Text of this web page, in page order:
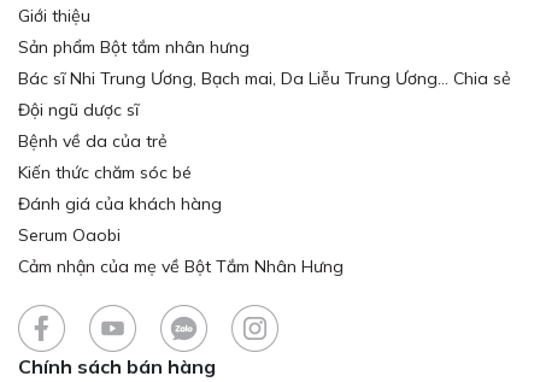
Giới thiệu
Sản phẩm Bột tắm nhân hưng
Bác sĩ Nhi Trung Ương, Bạch mai, Da Liễu Trung Ương... Chia sẻ
Đội ngũ dược sĩ
Bệnh về da của trẻ
Kiến thức chăm sóc bé
Đánh giá của khách hàng
Serum Oaobi
Cảm nhận của mẹ về Bột Tắm Nhân Hưng
Chính sách bán hàng